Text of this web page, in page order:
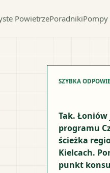
PowietrzePoradnikiPompy
SZYBKA
Tak.
programu
ścieżka
Kielcach.
punkt